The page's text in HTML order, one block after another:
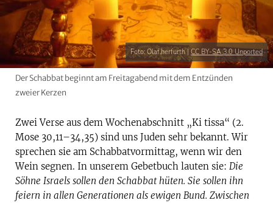
Foto: Olaf.herfurth | CC BY-SA 3.0 Unported
Der Schabbat beginnt am Freitagabend mit dem Entzünden
zweier Kerzen
Zwei Verse aus dem Wochenabschnitt „Ki tissa“ (2.
Mose 30,11–34,35) sind uns Juden sehr bekannt. Wir
sprechen sie am Schabbatvormittag, wenn wir den
Wein segnen. In unserem Gebetbuch lauten sie: Die
Söhne Israels sollen den Schabbat hüten. Sie sollen ihn
feiern in allen Generationen als ewigen Bund. Zwischen